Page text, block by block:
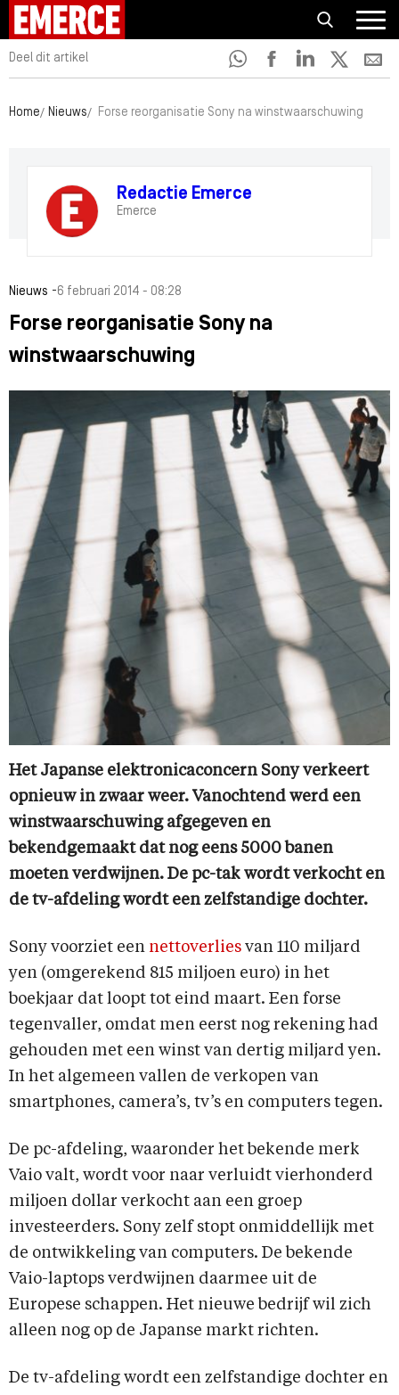
Deel dit artikel
Home Nieuws Forse reorganisatie Sony na winstwaarschuwing
Redactie Emerce
Emerce
Nieuws -6 februari 2014 - 08:28
Forse reorganisatie Sony na
winstwaarschuwing
Het Japanse elektronicaconcern Sony verkeert
opnieuw in zwaar weer. Vanochtend werd een
winstwaarschuwing afgegeven en
bekendgemaakt dat nog eens 5000 banen
moeten verdwijnen. De pc-tak wordt verkocht en
de tv-afdeling wordt een zelfstandige dochter.
Sony voorziet een nettoverlies van 110 miljard
yen (omgerekend 815 miljoen euro) in het
boekjaar dat loopt tot eind maart. Een forse
tegenvaller, omdat men eerst nog rekening had
gehouden met een winst van dertig miljard yen.
In het algemeen vallen de verkopen van
smartphones, camera’s, tv’s en computers tegen.
De pc-afdeling, waaronder het bekende merk
Vaio valt, wordt voor naar verluidt vierhonderd
miljoen dollar verkocht aan een groep
investeerders. Sony zelf stopt onmiddellijk met
de ontwikkeling van computers. De bekende
Vaio-laptops verdwijnen daarmee uit de
Europese schappen. Het nieuwe bedrijf wil zich
alleen nog op de Japanse markt richten.
De tv-afdeling wordt een zelfstandige dochter en